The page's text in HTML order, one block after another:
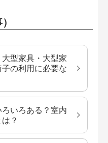
型家具・大型家
の利用に必要な
いろある？室内
？